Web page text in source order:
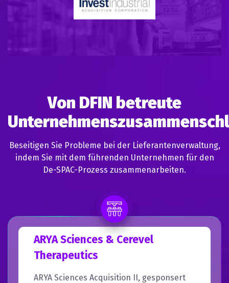
Von DFIN betreute
Beseitigen Sie Probleme bei der Lieferantenverwaltung,
indem Sie mit dem führenden Unternehmen für den
De-SPAC-Prozess zusammenarbeiten.
ARYA Sciences & Cerevel
Therapeutics
ARYA Sciences Acquisition II, gesponsert